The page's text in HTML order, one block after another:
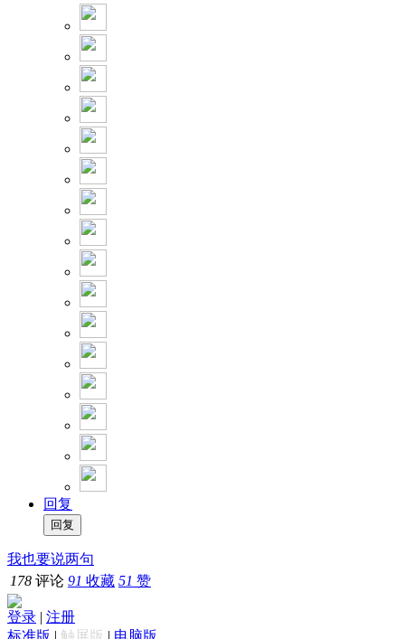
回复
我也要说两句
178 评论 91 收藏 51 赞
登录 | 注册
标准版 | 触屏版 | 电脑版